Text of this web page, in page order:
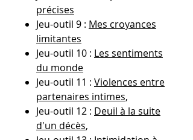
précises
Jeu-outil 9 : Mes croyances
limitantes
Jeu-outil 10 : Les sentiments
du monde
Jeu-outil 11 : Violences entre
partenaires intimes,
Jeu-outil 12 : Deuil à la suite
d'un décès,